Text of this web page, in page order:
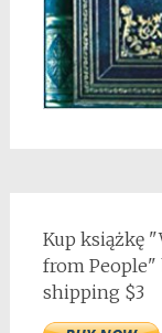
Kup książkę
from People"
shipping $3